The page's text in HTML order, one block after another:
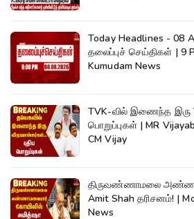
Today Headlines - 08
தலைப்புச் செய்திகள் | 9
Kumudam News
TVK-வில் இணைந்த இரு
பொறுப்புகள் | MR
CM Vijay
திருவண்ணாமலை
Amit Shah தரிசனம்! | Modi |
News